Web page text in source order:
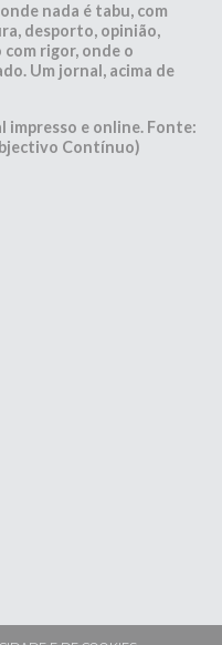
nada é tabu, com
desporto, opinião,
rigor, onde o
Um jornal, acima de
e online. Fonte:
Contínuo)